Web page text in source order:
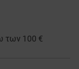
των 100 €